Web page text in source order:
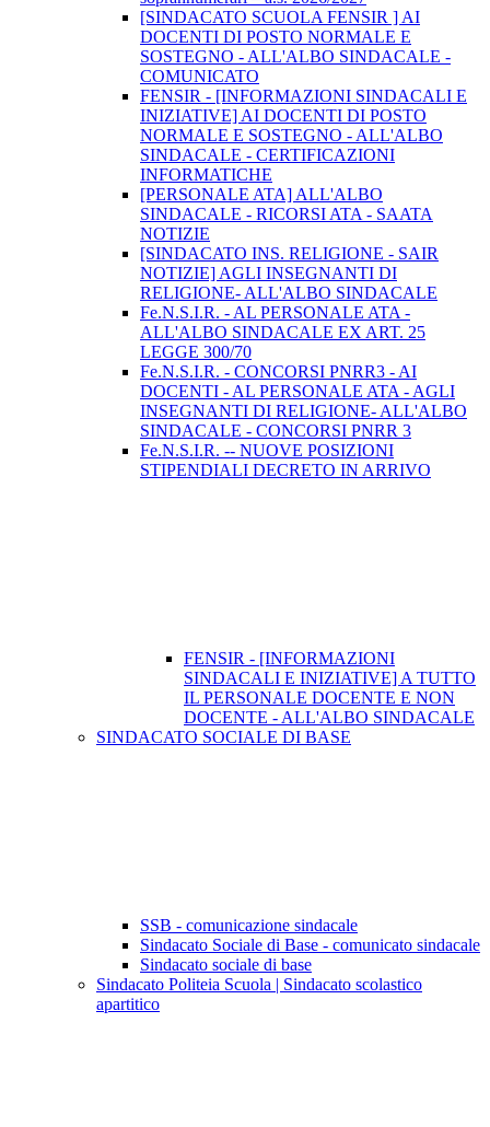
[SINDACATO SCUOLA FENSIR ] AI
DOCENTI DI POSTO NORMALE E
SOSTEGNO - ALL'ALBO SINDACALE -
COMUNICATO
FENSIR - [INFORMAZIONI SINDACALI E
INIZIATIVE] AI DOCENTI DI POSTO
NORMALE E SOSTEGNO - ALL'ALBO
SINDACALE - CERTIFICAZIONI
INFORMATICHE
[PERSONALE ATA] ALL'ALBO
SINDACALE - RICORSI ATA - SAATA
NOTIZIE
[SINDACATO INS. RELIGIONE - SAIR
NOTIZIE] AGLI INSEGNANTI DI
RELIGIONE- ALL'ALBO SINDACALE
Fe.N.S.I.R. - AL PERSONALE ATA -
ALL'ALBO SINDACALE EX ART. 25
LEGGE 300/70
Fe.N.S.I.R. - CONCORSI PNRR3 - AI
DOCENTI - AL PERSONALE ATA - AGLI
INSEGNANTI DI RELIGIONE- ALL'ALBO
SINDACALE - CONCORSI PNRR 3
Fe.N.S.I.R. -- NUOVE POSIZIONI
STIPENDIALI DECRETO IN ARRIVO
FENSIR - [INFORMAZIONI
SINDACALI E INIZIATIVE] A TUTTO
IL PERSONALE DOCENTE E NON
DOCENTE - ALL'ALBO SINDACALE
SINDACATO SOCIALE DI BASE
SSB - comunicazione sindacale
Sindacato Sociale di Base - comunicato sindacale
Sindacato sociale di base
Sindacato Politeia Scuola | Sindacato scolastico
apartitico